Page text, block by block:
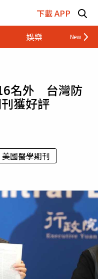
下載 APP
娛樂 財經
名外 台灣防
獲好評
美國醫學期刊